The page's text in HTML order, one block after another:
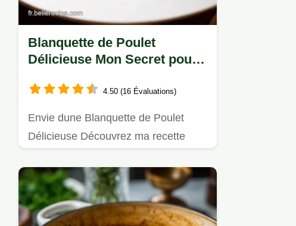
Blanquette de Poulet
Délicieuse Mon Secret pour
4.50 (16 Évaluations)
Envie dune Blanquette de Poulet
Délicieuse Découvrez ma recette